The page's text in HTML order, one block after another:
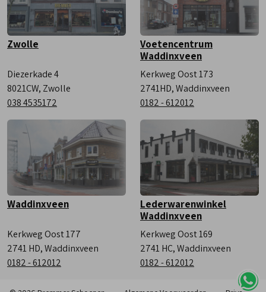
Zwolle
Diezerkade 4
8021CW, Zwolle
038 4535172
Voetencentrum
Waddinxveen
Kerkweg Oost 173
2741HD, Waddinxveen
0182 - 612012
Waddinxveen
Kerkweg Oost 177
2741 HD, Waddinxveen
0182 - 612012
Lederwarenwinkel
Waddinxveen
Kerkweg Oost 169
2741 HC, Waddinxveen
0182 - 612012